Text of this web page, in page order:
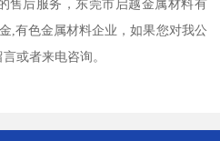
售后服务，东莞市启越金属材料有
,有色金属材料企业，如果您对我公
或者来电咨询。